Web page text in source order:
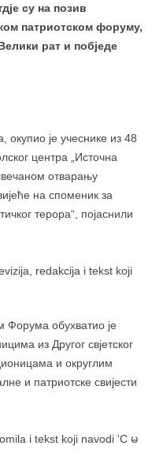
су на позив
патриотском форуму,
рат и побједе
је учеснике из 48
центра „Источна
отварању
на споменик за
терора“, појаснили
Форума обухватио је
из Другог свјетског
и округлим
и патриотске свијести